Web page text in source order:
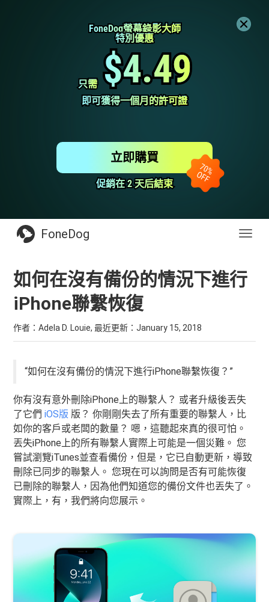
FoneDog螢幕錄影大師
FoneDog螢幕錄影大師
特別優惠
特別優惠
只需
只需 $4.49
$4.49
即可獲得一個月的許可證
即可獲得一個月的許可證
促銷在 2 天后結束
促銷在 2 天后結束
立即購買
FoneDog
如何在沒有備份的情況下進行
iPhone聯繫恢復
作者：Adela D. Louie, 最近更新：January 15, 2018
“如何在沒有備份的情況下進行iPhone聯繫恢復？”
你有沒有意外刪除iPhone上的聯繫人？ 或者升級後丟失
了它們iOS版 版？ 你剛剛失去了所有重要的聯繫人，比
如你的客戶或老闆的數量？ 嗯，這聽起來真的很可怕。
丟失iPhone上的所有聯繫人實際上可能是一個災難。 您
嘗試瀏覽iTunes並查看備份，但是，它已自動更新，導致
刪除已同步的聯繫人。 您現在可以詢問是否有可能恢復
已刪除的聯繫人，因為他們知道您的備份文件也丟失了。
實際上，有，我們將向您展示。